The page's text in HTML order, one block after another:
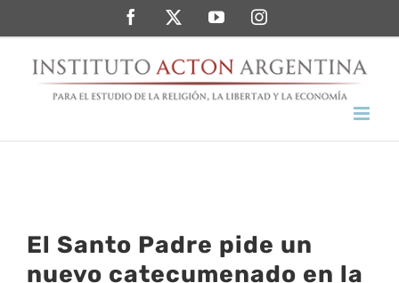
al
contenido
FacebookTwitterYouTubeInstagram
El Santo Padre pide un
nuevo catecumenado en la